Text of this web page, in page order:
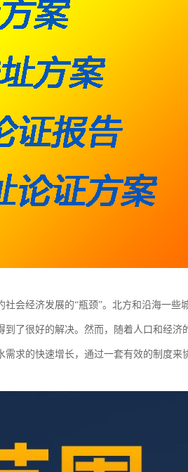
会经济发展的“瓶颈”。北方和沿海一些
了很好的解决。然而，随着人口和经济
求的快速增长，通过一套有效的制度来